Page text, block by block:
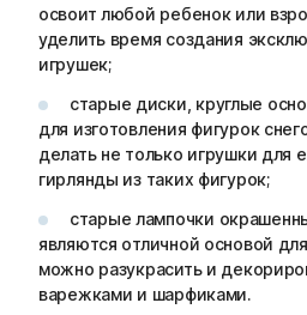
освоит любой ребенок или
уделить время создания
игрушек;
старые диски, круглые
для изготовления фигурок
делать не только игрушки для
гирлянды из таких фигурок;
старые лампочки
являются отличной основой
можно разукрасить и
варежками и шарфиками.